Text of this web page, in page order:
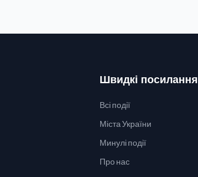
Швидкі посилання
Всі події
Міста України
Минулі події
Про нас